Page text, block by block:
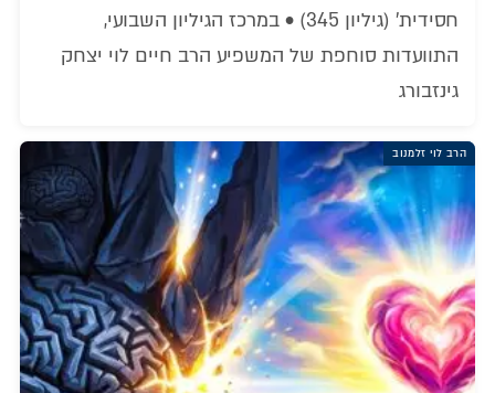
חסידית' (גיליון 345) • במרכז הגיליון השבועי,
התוועדות סוחפת של המשפיע הרב חיים לוי יצחק
גינזבורג
הרב לוי זלמנוב